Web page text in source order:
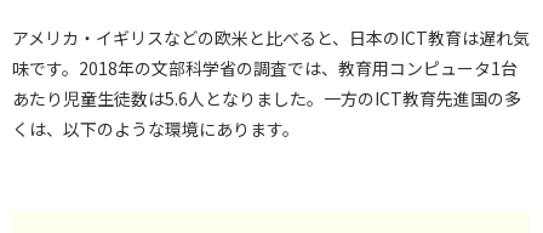
アメリカ・イギリスなどの欧米と比べると、日本のICT教育は遅れ気
味です。2018年の文部科学省の調査では、教育用コンピュータ1台
あたり児童生徒数は5.6人となりました。一方のICT教育先進国の多
くは、以下のような環境にあります。